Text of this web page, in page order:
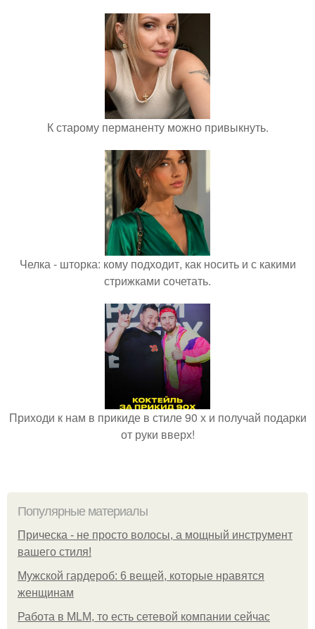
К старому перманенту можно привыкнуть.
Челка - шторка: кому подходит, как носить и с какими
стрижками сочетать.
Приходи к нам в прикиде в стиле 90 х и получай подарки
от руки вверх!
Популярные материалы
Прическа - не просто волосы, а мощный инструмент
вашего стиля!
Мужской гардероб: 6 вещей, которые нравятся
женщинам
Работа в MLM, то есть сетевой компании сейчас